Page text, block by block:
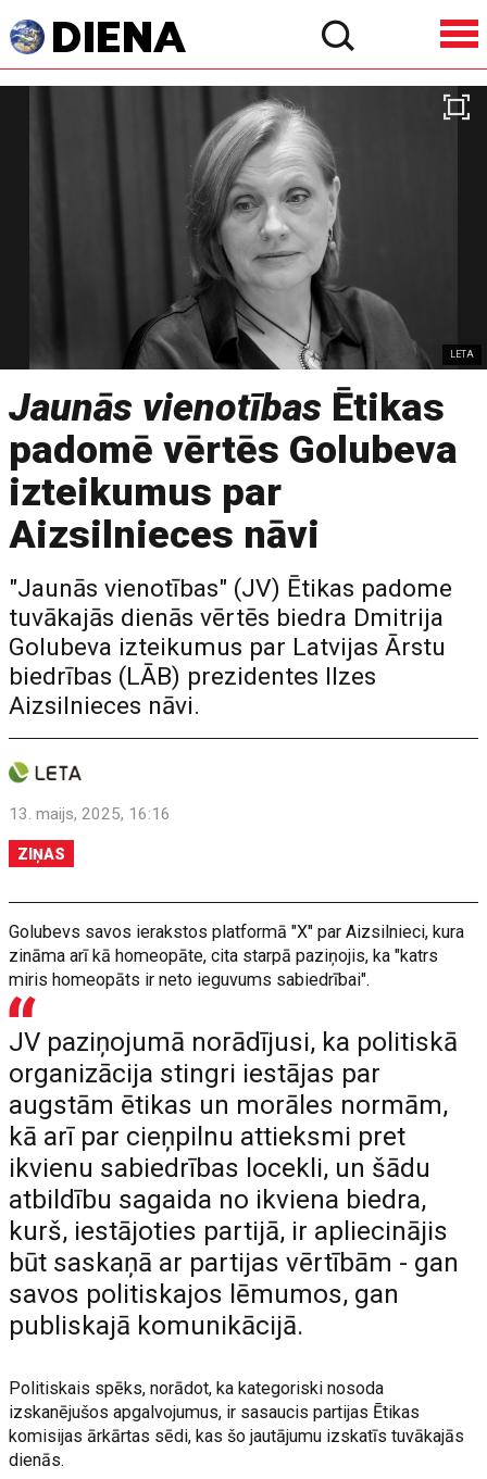
LETA
Jaunās vienotības Ētikas
padomē vērtēs Golubeva
izteikumus par
Aizsilnieces nāvi
"Jaunās vienotības" (JV) Ētikas padome
tuvākajās dienās vērtēs biedra Dmitrija
Golubeva izteikumus par Latvijas Ārstu
biedrības (LĀB) prezidentes Ilzes
Aizsilnieces nāvi.
13. maijs, 2025, 16:16
ZIŅAS
Golubevs savos ierakstos platformā "X" par Aizsilnieci, kura
zināma arī kā homeopāte, cita starpā paziņojis, ka "katrs
miris homeopāts ir neto ieguvums sabiedrībai".
JV paziņojumā norādījusi, ka politiskā
organizācija stingri iestājas par
augstām ētikas un morāles normām,
kā arī par cieņpilnu attieksmi pret
ikvienu sabiedrības locekli, un šādu
atbildību sagaida no ikviena biedra,
kurš, iestājoties partijā, ir apliecinājis
būt saskaņā ar partijas vērtībām - gan
savos politiskajos lēmumos, gan
publiskajā komunikācijā.
Politiskais spēks, norādot, ka kategoriski nosoda
izskanējušos apgalvojumus, ir sasaucis partijas Ētikas
komisijas ārkārtas sēdi, kas šo jautājumu izskatīs tuvākajās
dienās.